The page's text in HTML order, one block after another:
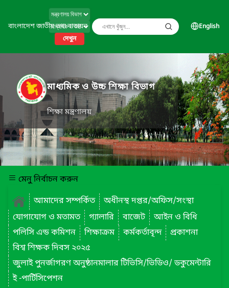
বাংলাদেশ জাতীয় তথ্য বাতায়ন
দেখুন
English
মাধ্যমিক ও উচ্চ শিক্ষা বিভাগ
শিক্ষা মন্ত্রণালয়
মেনু নির্বাচন করুন
আমাদের সম্পর্কিত
অধীনস্থ দপ্তর/অফিস/সংস্থা
যোগাযোগ ও মতামত
গ্যালারি বাজেট
আইন ও বিধি
পলিসি এন্ড কমিশন
শিক্ষাক্রম কর্মকর্তাবৃন্দ
প্রকাশনা
বিশ্ব শিক্ষক দিবস ২০২৫
জুলাই পুনর্জাগরণ অনুষ্ঠানমালার টিভিসি/ভিডিও/ ডকুমেন্টারি
ই -পার্টিসিপেশন